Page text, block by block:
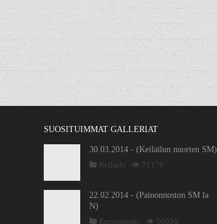
SUOSITUIMMAT GALLERIAT
30.03.2014 - (Keilailun nuorten SM)
Keilailu
71179
22.02.2014 - (Painonnoston SM la
N)
Painonnosto
69039